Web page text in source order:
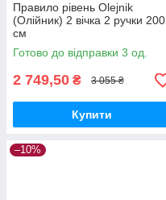
Правило рівень Olejnik
(Олійник) 2 вічка 2 ручки 200
см
Готово до відправки 3 од.
2 749,50 ₴ 3 055 ₴
Купити
–10%